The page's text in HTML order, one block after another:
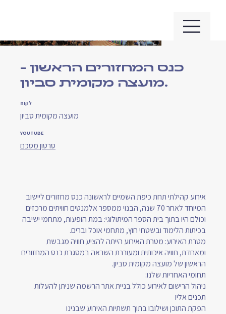
כנס המחזורים הראשון -
מועצה מקומית סביון.
לקוח
מועצה מקומית סביון
YOUTUBE
סרטון מסכם
אירוע קהילתי תחת כיפת השמיים לראשונה כנס מחזורים ליישוב
המיוחד לאחר 70 שנה, הבנוי ממספר אלמנטים חוויתים מרכזים
וכולם היו בתוך בית הספר המיתולוגי: במת הופעות, מתחמי ישיבה
בכיתות הלימוד ובשטחי חוץ, מתחמי אוכל וברים.
מטרת האירוע: מטרת האירוע הייתה להציע חוויה מגבשת
ומאחדת, חוויה איכותית ומעוררת השראה במסגרת כנס המחזורים
הראשון של מועצה מקומית סביון.
תחומי האחריות שלנו:
ניהול הרישום לאירוע כולל בניית אתר הרשמה שניתן להעלות
תכנים אליו
הפקת התוכן ושילובו בתוך תשתיות האירוע שבנינו